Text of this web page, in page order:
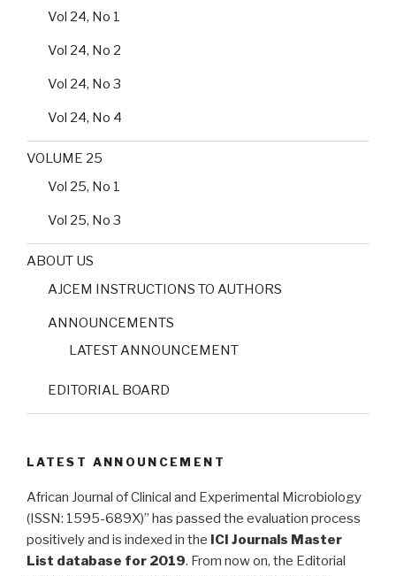
Vol 24, No 1
Vol 24, No 2
Vol 24, No 3
Vol 24, No 4
VOLUME 25
Vol 25, No 1
Vol 25, No 3
ABOUT US
AJCEM INSTRUCTIONS TO AUTHORS
ANNOUNCEMENTS
LATEST ANNOUNCEMENT
EDITORIAL BOARD
LATEST ANNOUNCEMENT
African Journal of Clinical and Experimental Microbiology
(ISSN: 1595-689X)” has passed the evaluation process
positively and is indexed in the ICI Journals Master
List database for 2019. From now on, the Editorial